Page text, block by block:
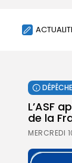
SOCIÉTÉ
ÉCONOMIE
CULTURE
L’ASF
de la
MERCREDI